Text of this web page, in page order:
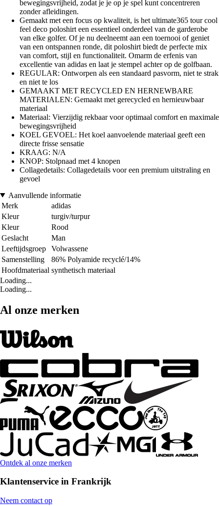
bewegingsvrijheid, zodat je je op je spel kunt concentreren
zonder afleidingen.
Gemaakt met een focus op kwaliteit, is het ultimate365 tour cool
feel deco poloshirt een essentieel onderdeel van de garderobe
van elke golfer. Of je nu deelneemt aan een toernooi of geniet
van een ontspannen ronde, dit poloshirt biedt de perfecte mix
van comfort, stijl en functionaliteit. Omarm de erfenis van
excellentie van adidas en laat je stempel achter op de golfbaan.
REGULAR: Ontworpen als een standaard pasvorm, niet te strak
en niet te los
GEMAAKT MET RECYCLED EN HERNEWBARE
MATERIALEN: Gemaakt met gerecycled en hernieuwbaar
materiaal
Materiaal: Vierzijdig rekbaar voor optimaal comfort en maximale
bewegingsvrijheid
KOEL GEVOEL: Het koel aanvoelende materiaal geeft een
directe frisse sensatie
KRAAG: N/A
KNOP: Stolpnaad met 4 knopen
Collagedetails: Collagedetails voor een premium uitstraling en
gevoel
Aanvullende informatie
Merk
adidas
Kleur
turgiv/turpur
Kleur
Rood
Geslacht
Man
Leeftijdsgroep
Volwassene
Samenstelling
86% Polyamide recyclé/14%
Hoofdmateriaal synthetisch materiaal
Loading...
Loading...
Al onze merken
Ontdek al onze merken
Klantenservice in Frankrijk
Neem contact op